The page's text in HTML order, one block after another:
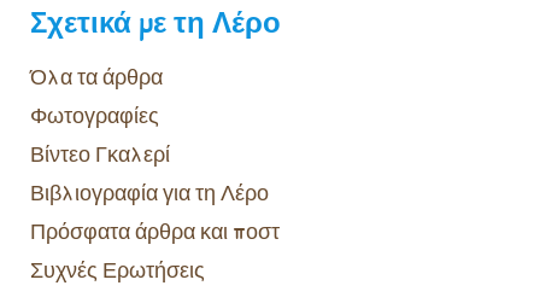
Σχετικά με τη Λέρο
Όλα τα άρθρα
Φωτογραφίες
Βίντεο Γκαλερί
Βιβλιογραφία για τη Λέρο
Πρόσφατα άρθρα και ποστ
Συχνές Ερωτήσεις